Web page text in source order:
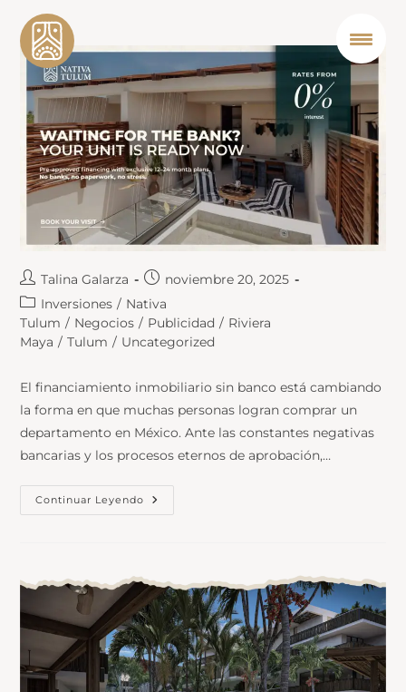
Talina Galarza
noviembre 20, 2025
Inversiones / Nativa
Tulum / Negocios / Publicidad / Riviera
Maya / Tulum / Uncategorized
El financiamiento inmobiliario sin banco está cambiando
la forma en que muchas personas logran comprar un
departamento en México. Ante las constantes negativas
bancarias y los procesos eternos de aprobación,…
Continuar Leyendo